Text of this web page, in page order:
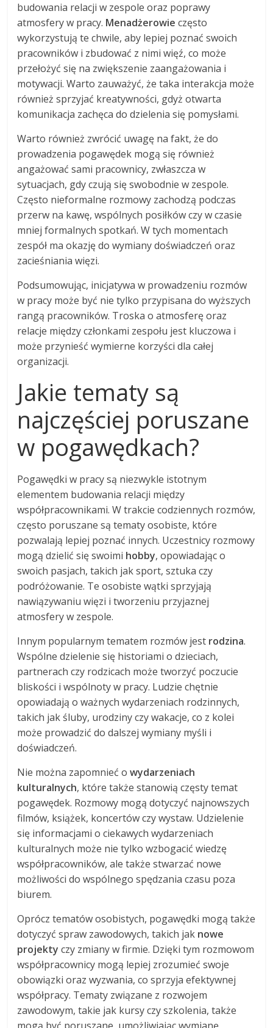
budowania relacji w zespole oraz poprawy
atmosfery w pracy. Menadżerowie często
wykorzystują te chwile, aby lepiej poznać swoich
pracowników i zbudować z nimi więź, co może
przełożyć się na zwiększenie zaangażowania i
motywacji. Warto zauważyć, że taka interakcja może
również sprzyjać kreatywności, gdyż otwarta
komunikacja zachęca do dzielenia się pomysłami.
Warto również zwrócić uwagę na fakt, że do
prowadzenia pogawędek mogą się również
angażować sami pracownicy, zwłaszcza w
sytuacjach, gdy czują się swobodnie w zespole.
Często nieformalne rozmowy zachodzą podczas
przerw na kawę, wspólnych posiłków czy w czasie
mniej formalnych spotkań. W tych momentach
zespół ma okazję do wymiany doświadczeń oraz
zacieśniania więzi.
Podsumowując, inicjatywa w prowadzeniu rozmów
w pracy może być nie tylko przypisana do wyższych
rangą pracowników. Troska o atmosferę oraz
relacje między członkami zespołu jest kluczowa i
może przynieść wymierne korzyści dla całej
organizacji.
Jakie tematy są
najczęściej poruszane
w pogawędkach?
Pogawędki w pracy są niezwykle istotnym
elementem budowania relacji między
współpracownikami. W trakcie codziennych rozmów,
często poruszane są tematy osobiste, które
pozwalają lepiej poznać innych. Uczestnicy rozmowy
mogą dzielić się swoimi hobby, opowiadając o
swoich pasjach, takich jak sport, sztuka czy
podróżowanie. Te osobiste wątki sprzyjają
nawiązywaniu więzi i tworzeniu przyjaznej
atmosfery w zespole.
Innym popularnym tematem rozmów jest rodzina.
Wspólne dzielenie się historiami o dzieciach,
partnerach czy rodzicach może tworzyć poczucie
bliskości i wspólnoty w pracy. Ludzie chętnie
opowiadają o ważnych wydarzeniach rodzinnych,
takich jak śluby, urodziny czy wakacje, co z kolei
może prowadzić do dalszej wymiany myśli i
doświadczeń.
Nie można zapomnieć owydarzeniach
kulturalnych, które także stanowią częsty temat
pogawędek. Rozmowy mogą dotyczyć najnowszych
filmów, książek, koncertów czy wystaw. Udzielenie
się informacjami o ciekawych wydarzeniach
kulturalnych może nie tylko wzbogacić wiedzę
współpracowników, ale także stwarzać nowe
możliwości do wspólnego spędzania czasu poza
biurem.
Oprócz tematów osobistych, pogawędki mogą także
dotyczyć spraw zawodowych, takich jak nowe
projekty czy zmiany w firmie. Dzięki tym rozmowom
współpracownicy mogą lepiej zrozumieć swoje
obowiązki oraz wyzwania, co sprzyja efektywnej
współpracy. Tematy związane z rozwojem
zawodowym, takie jak kursy czy szkolenia, także